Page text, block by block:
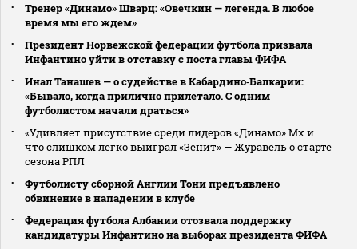
Тренер «Динамо» Шварц: «Овечкин — легенда. В любое
время мы его ждем»
Президент Норвежской федерации футбола призвала
Инфантино уйти в отставку с поста главы ФИФА
Инал Танашев — о судействе в Кабардино‑Балкарии:
«Бывало, когда прилично прилетало. С одним
футболистом начали драться»
«Удивляет присутствие среди лидеров «Динамо» Мх и
что слишком легко выиграл «Зенит» — Журавель о старте
сезона РПЛ
Футболисту сборной Англии Тони предъявлено
обвинение в нападении в клубе
Федерация футбола Албании отозвала поддержку
кандидатуры Инфантино на выборах президента ФИФА